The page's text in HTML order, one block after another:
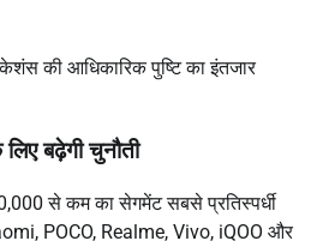
की आधिकारिक पुष्टि का इंतजार
बढ़ेगी चुनौती
से कम का सेगमेंट सबसे प्रतिस्पर्धी
POCO, Realme, Vivo, iQOO और